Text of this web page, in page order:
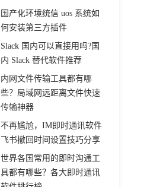
国产化环境统信 uos 系统如
何安装第三方插件
Slack 国内可以直接用吗?国
内 Slack 替代软件推荐
内网文件传输工具都有哪
些？局域网远距离文件快速
传输神器
不再尴尬，IM即时通讯软件
飞书撤回时间设置技巧分享
世界各国常用的即时沟通工
具都有哪些？各大即时通讯